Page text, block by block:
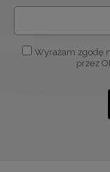
Wyrażam zgodę
przez